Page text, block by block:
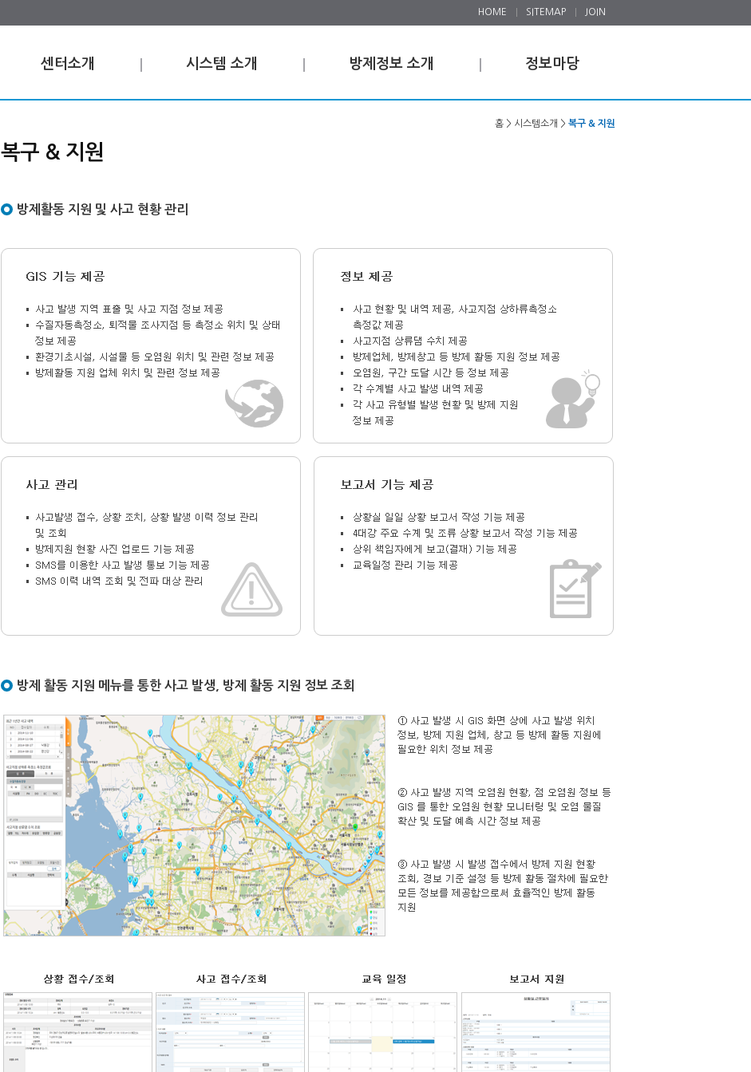
HOME SITEMAP JOIN
센터소개 시스템 소개 방제정보 소개 정보마당
홈 > 시스템소개 > 복구 & 지원
복구 & 지원
방제활동 지원 및 사고 현황 관리
방제 활동 지원 메뉴를 통한 사고 발생, 방제 활동 지원 정보 조회